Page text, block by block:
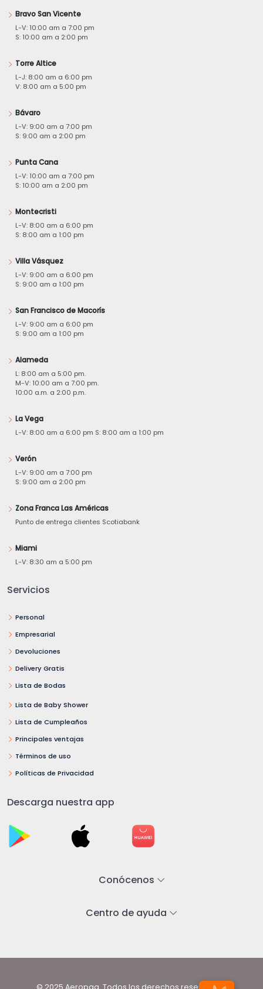
Bravo San Vicente
L-V: 10:00 am a 7:00 pm
S: 10:00 am a 2:00 pm
Torre Altice
L-J: 8:00 am a 6:00 pm
V: 8:00 am a 5:00 pm
Bávaro
L-V: 9:00 am a 7:00 pm
S: 9:00 am a 2:00 pm
Punta Cana
L-V: 10:00 am a 7:00 pm
S: 10:00 am a 2:00 pm
Montecristi
L-V: 8:00 am a 6:00 pm
S: 8:00 am a 1:00 pm
Villa Vásquez
L-V: 9:00 am a 6:00 pm
S: 9:00 am a 1:00 pm
San Francisco de Macorís
L-V: 9:00 am a 6:00 pm
S: 9:00 am a 1:00 pm
Alameda
L: 8:00 am a 5:00 pm.
M-V: 10:00 am a 7:00 pm.
10:00 a.m. a 2:00 p.m.
La Vega
L-V: 8:00 am a 6:00 pm S: 8:00 am a 1:00 pm
Verón
L-V: 9:00 am a 7:00 pm
S: 9:00 am a 2:00 pm
Zona Franca Las Américas
Punto de entrega clientes Scotiabank
Miami
L-V: 8:30 am a 5:00 pm
Servicios
Personal
Empresarial
Devoluciones
Delivery Gratis
Lista de Bodas
Lista de Baby Shower
Lista de Cumpleaños
Principales ventajas
Términos de uso
Políticas de Privacidad
Descarga nuestra app
Conócenos
Centro de ayuda